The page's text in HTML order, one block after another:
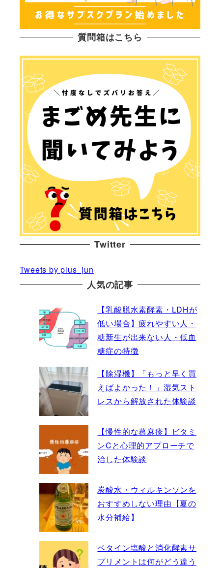
質問箱はこちら
Twitter
Tweets by plus_jun
人気の記事
【乳酸脱水素酵素・LDHが
低い場合】疲れやすい人・
糖新生が出来ない人・低血
糖症の特徴
【除湿機】「もっと早く買
えばよかった！」湿気スト
レスから解放された体験談
【慢性的な蕁麻疹】ビタミ
ンCと心理的アプローチで
治した体験談
炭酸水・ウィルキンソンを
おすすめしない理由【夏の
水分補給】
ベタイン塩酸と消化酵素サ
プリメントは何がどう違う